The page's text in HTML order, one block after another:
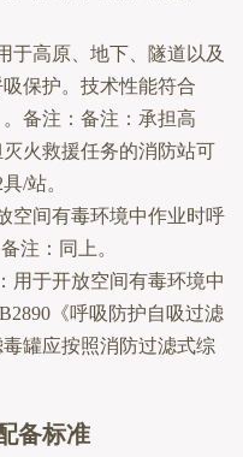
于高原、地下、隧道以及
保护。技术性能符合
备注：备注：承担高
火救援任务的消防站可
/站。
空间有毒环境中作业时呼
注：同上。
用于开放空间有毒环境中
《呼吸防护自吸过滤
罐应按照消防过滤式综
备标准